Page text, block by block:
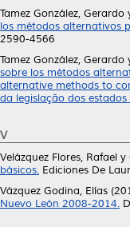
Tamez González, Gerardo
los métodos alternativos
2590-4566
Tamez González, Gerardo
sobre los métodos
alternative methods to
da legislação dos
V
Velázquez Flores, Rafael y
básicos. Ediciones De
Vázquez Godina, Elías
Nuevo León 2008-2014.